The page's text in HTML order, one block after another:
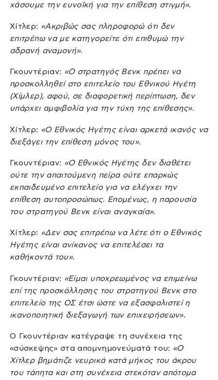
χάσουμε την ευνοϊκή για την επίθεση στιγμή».
Χίτλερ: «Ακριβώς σας πληροφορώ ότι δεν
επιτρέπω να με κατηγορείτε ότι επιθυμώ την
αδρανή αναμονή».
Γκουντέριαν: «Ο στρατηγός Βενκ πρέπει να
προσκολληθεί στο επιτελείο του Εθνικού Ηγέτη
(Χίμλερ), αφού, σε διαφορετική περίπτωση, δεν
υπάρχει αμφιβολία για την τύχη της επίθεσης».
Χίτλερ: «Ο Εθνικός Ηγέτης είναι αρκετά ικανός να
διεξάγει την επίθεση μόνος του».
Γκουντέριαν: «Ο Εθνικός Ηγέτης δεν διαθέτει
ούτε την απαιτούμενη πείρα ούτε επαρκώς
εκπαιδευμένο επιτελείο για να ελέγχει την
επίθεση αυτοπροσώπως. Επομένως, η παρουσία
του στρατηγού Βενκ είναι αναγκαία».
Χίτλερ: «Δεν σας επιτρέπω να λέτε ότι ο Εθνικός
Ηγέτης είναι ανίκανος να επιτελέσει τα
καθήκοντά του».
Γκουντέριαν: «Είμαι υποχρεωμένος να επιμείνω
επί της προσκόλλησης του στρατηγού Βενκ στο
επιτελείο της ΟΣ έτσι ώστε να εξασφαλιστεί η
ικανοποιητική διεξαγωγή των επιχειρήσεων».
Ο Γκουντέριαν κατέγραψε τη συνέχεια της
«σύσκεψης» στα απομνημονεύματά του: «Ο
Χίτλερ βημάτιζε νευρικά κατά μήκος του άκρου
του τάπητα και στη συνέχεια στεκόταν απότομα